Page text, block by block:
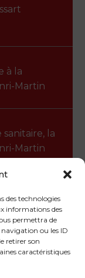
des technologies
informations des
permettra de
ou les ID
retirer son
caractéristiques
à la
Martin
la
Martin